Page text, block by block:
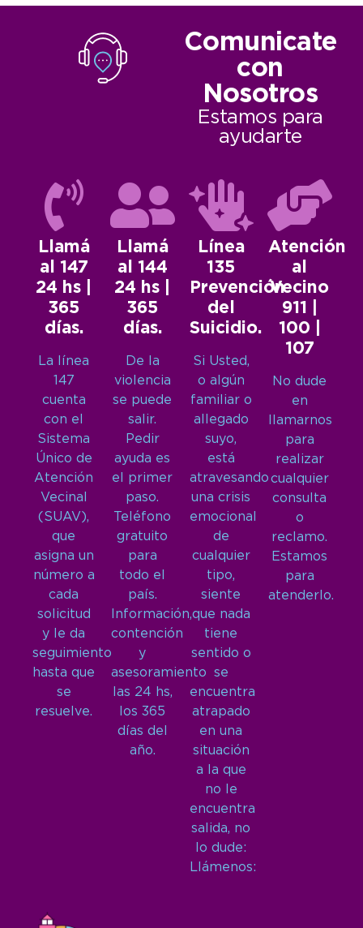
Comunicate
con
Nosotros
Estamos para
ayudarte
Llamá
al 147
24 hs |
365
días.
La línea
147
cuenta
con el
Sistema
Único de
Atención
Vecinal
(SUAV),
que
asigna un
número a
cada
solicitud
y le da
seguimiento
hasta que
se
resuelve.
Llamá
al 144
24 hs |
365
días.
De la
violencia
se puede
salir.
Pedir
ayuda es
el primer
paso.
Teléfono
gratuito
para
todo el
país.
Información,
contención
y
asesoramiento
las 24 hs,
los 365
días del
año.
Línea
135
Prevención
del
Suicidio.
Si Usted,
o algún
familiar o
allegado
suyo,
está
atravesando
una crisis
emocional
de
cualquier
tipo,
siente
que nada
tiene
sentido o
se
encuentra
atrapado
en una
situación
a la que
no le
encuentra
salida, no
lo dude:
Llámenos:
Atención
al
Vecino
911 |
100 |
107
No dude
en
llamarnos
para
realizar
cualquier
consulta
o
reclamo.
Estamos
para
atenderlo.